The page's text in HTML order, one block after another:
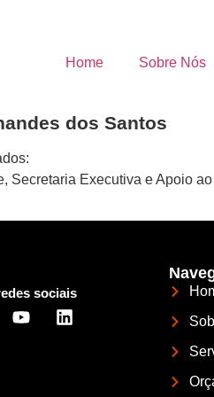
Home Sobre Nós
dos Santos
Secretaria Executiva e Apoio ao
sociais